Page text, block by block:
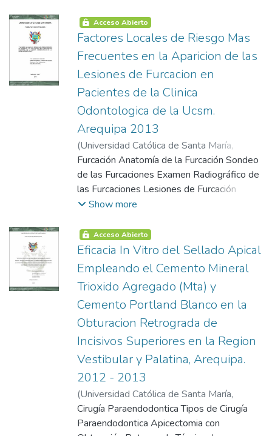
Relyx Arc Sistema de Cementación
Autocond. Relyx U200 Filtracion
Planteamiento Operacional Técnicas,
Instrumento y Materiales de Verificación
Campo de Verificación Estrategia de
Recolección de Datos Estrategia para El
Manejo de Resultados Cronograma de
Trabajo
Acceso Abierto
Factores Locales de Riesgo Mas
Frecuentes en la Aparicion de las
Lesiones de Furcacion en
Pacientes de la Clinica
Odontologica de la Ucsm.
Arequipa 2013
(Universidad Católica de Santa María,
2005-08-13)Villasante Villasante,
Ernesto Edgar
Furcación Anatomía de la Furcación Sondeo
de las Furcaciones Examen Radiográfico de
las Furcaciones Lesiones de Furcación
Planteamiento Operacional Resultados
Show more
Acceso Abierto
Eficacia In Vitro del Sellado Apical
Empleando el Cemento Mineral
Trioxido Agregado (Mta) y
Cemento Portland Blanco en la
Obturacion Retrograda de
Incisivos Superiores en la Region
Vestibular y Palatina, Arequipa.
2012 - 2013
(Universidad Católica de Santa María,
2005-08-13)Iberico Gonzales, Ricardo
Cirugía Paraendodontica Tipos de Cirugía
Paraendodontica Apicectomia con